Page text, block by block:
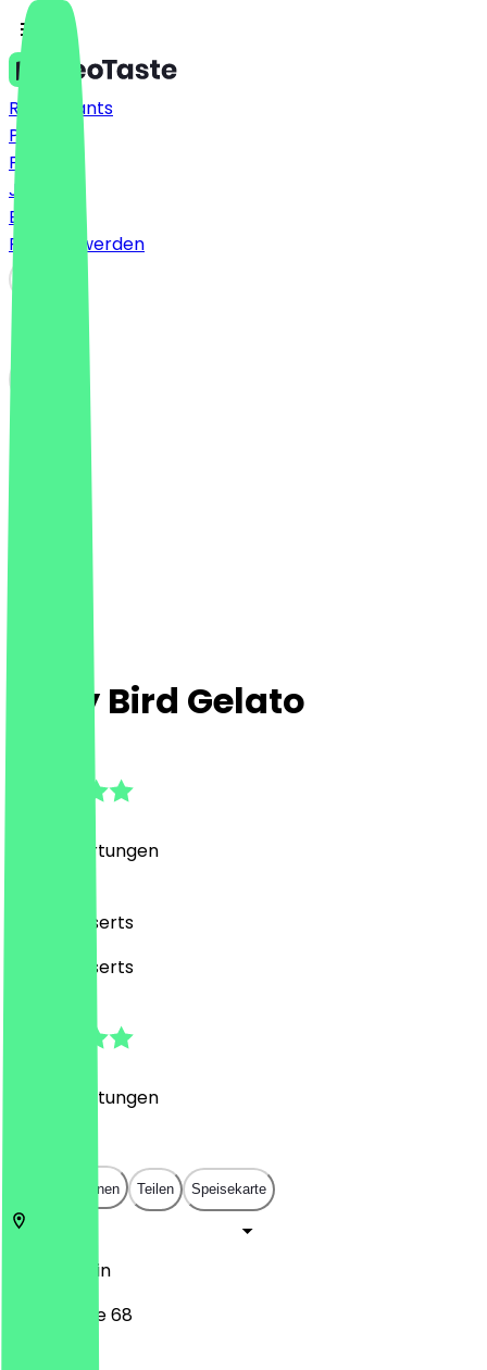
Restaurants
Preise
FAQ
Jobs
Blog
Partner werden
Early Bird Gelato
Bewertungen
Café, Desserts
Café, Desserts
Bewertungen
In App öffnen Teilen Speisekarte
Berlin
Winsstraße 68